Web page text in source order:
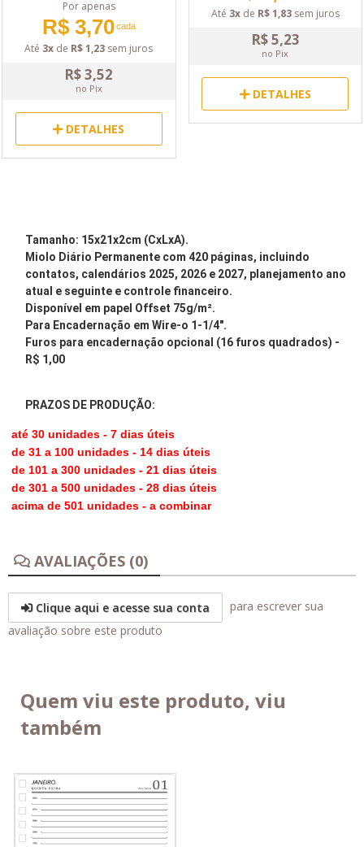
Por apenas
R$ 3,70cada
Até 3x de R$ 1,23 sem juros
R$ 3,52
no Pix
DETALHES
Até 3xde R$ 1,83sem juros
R$ 5,23
no Pix
DETALHES
Tamanho: 15x21x2cm (CxLxA).
Miolo Diário Permanente com 420 páginas, incluindo
contatos, calendários 2025, 2026 e 2027, planejamento ano
atual e seguinte e controle financeiro.
Disponível em papel Offset 75g/m².
Para Encadernação em Wire-o 1-1/4".
Furos para encadernação opcional (16 furos quadrados) -
R$ 1,00
PRAZOS DE PRODUÇÃO:
até 30 unidades - 7 dias úteis
de 31 a 100 unidades - 14 dias úteis
de 101 a 300 unidades - 21 dias úteis
de 301 a 500 unidades - 28 dias úteis
acima de 501 unidades - a combinar
AVALIAÇÕES (0)
Clique aqui e acesse sua conta
para escrever sua
avaliação sobre este produto
Quem viu este produto, viu
também